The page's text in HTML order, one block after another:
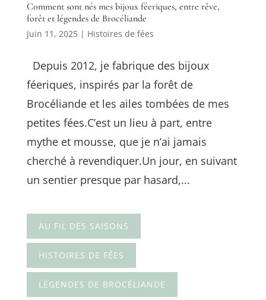
Comment sont nés mes bijoux féeriques, entre rêve,
forêt et légendes de Brocéliande
Juin 11, 2025| Histoires de fées
Depuis 2012, je fabrique des bijoux
féeriques, inspirés par la forêt de
Brocéliande et les ailes tombées de mes
petites fées.C’est un lieu à part, entre
mythe et mousse, que je n’ai jamais
cherché à revendiquer.Un jour, en suivant
un sentier presque par hasard,...
AU FIL DES SAISONS
HISTOIRES DE FÉES
LÉGENDES DE BROCÉLIANDE